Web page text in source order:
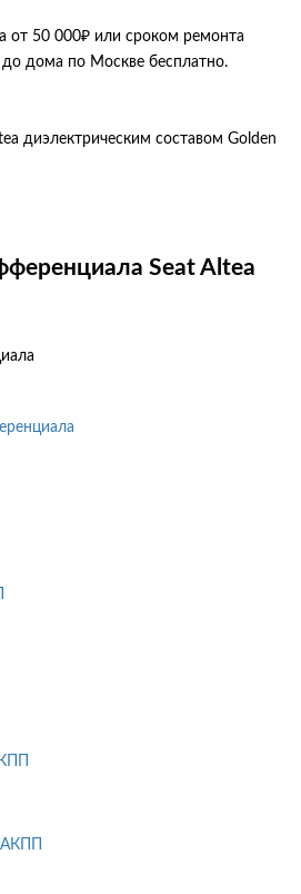
от 50 000₽ или сроком ремонта
дома по Москве бесплатно.
диэлектрическим составом Golden
Seat Altea